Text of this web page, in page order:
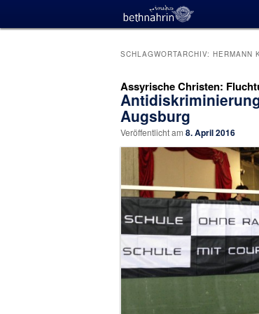
SCHLAGWORTARCHIV: HERMANN
Assyrische Christen:
Augsburg
Veröffentlicht am 8. April 2016